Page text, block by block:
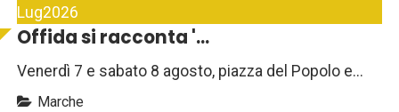
Lug2026
Offida si racconta '...
Venerdì 7 e sabato 8 agosto, piazza del Popolo e...
Marche